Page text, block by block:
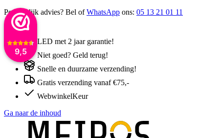
9,5
Persoonlijk advies? Bel ofWhatsApp ons: 05 13 21 01 11
LED met 2 jaar garantie!
Niet goed? Geld terug!
Snelle en duurzame verzending!
Gratis verzending vanaf €75,-
WebwinkelKeur
Ga naar de inhoud